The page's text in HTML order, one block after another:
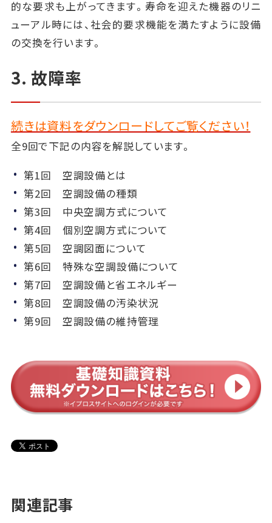
的な要求も上がってきます。寿命を迎えた機器のリニ
ューアル時には、社会的要求機能を満たすように設備
の交換を行います。
3. 故障率
続きは資料をダウンロードしてご覧ください！
全9回で下記の内容を解説しています。
第1回 空調設備とは
第2回 空調設備の種類
第3回 中央空調方式について
第4回 個別空調方式について
第5回 空調図面について
第6回 特殊な空調設備について
第7回 空調設備と省エネルギー
第8回 空調設備の汚染状況
第9回 空調設備の維持管理
関連記事